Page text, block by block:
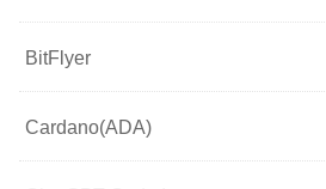
BitFlyer
Cardano(ADA)